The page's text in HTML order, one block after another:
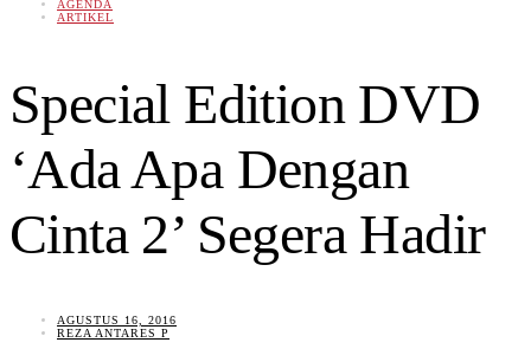
AGENDA
ARTIKEL
Special Edition DVD
‘Ada Apa Dengan
Cinta 2’ Segera Hadir
AGUSTUS 16, 2016
REZA ANTARES P